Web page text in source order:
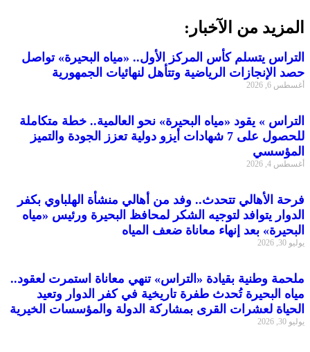
المزيد من الآخبار:
التراس يتسلم كأس المركز الأول.. «مياه البحيرة» تواصل
حصد الإنجازات الرياضية وتتأهل لنهائيات الجمهورية
أغسطس 6, 2026
التراس » يقود «مياه البحيرة» نحو العالمية.. خطة متكاملة
للحصول على 7 شهادات أيزو دولية تعزز الجودة والتميز
المؤسسي
أغسطس 4, 2026
فرحة الأهالي تتحدث.. وفد من أهالي منشأة الهلباوي بكفر
الدوار يتوافد لتوجيه الشكر لمحافظ البحيرة ورئيس «مياه
البحيرة» بعد إنهاء معاناة ضعف المياه
يوليو 30, 2026
ملحمة وطنية بقيادة «التراس» تنهي معاناة استمرت لعقود..
مياه البحيرة تُحدث طفرة تاريخية في كفر الدوار وتعيد
الحياة لعشرات القرى بمشاركة الدولة والمؤسسات الخيرية
يوليو 30, 2026